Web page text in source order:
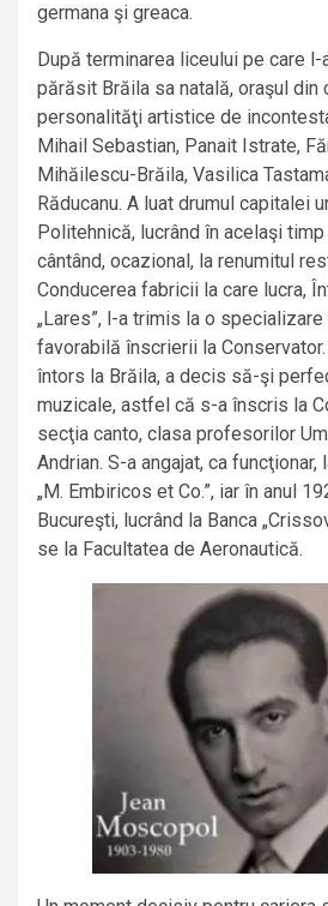
germana şi greaca.
După terminarea liceului pe care l-
părăsit Brăila sa natală, oraşul din
personalităţi artistice de
Mihail Sebastian, Panait Istrate,
Mihăilescu-Brăila, Vasilica
Răducanu. A luat drumul capitalei
Politehnică, lucrând în acelaşi
cântând, ocazional, la renumitul
Conducerea fabricii la care lucra,
„Lares”, l-a trimis la o
favorabilă înscrierii la
întors la Brăila, a decis să-şi
muzicale, astfel că s-a înscris la
secţia canto, clasa profesorilor
Andrian. S-a angajat, ca
„M. Embiricos et Co.”, iar în anul
Bucureşti, lucrând la Banca
se la Facultatea de Aeronautică.